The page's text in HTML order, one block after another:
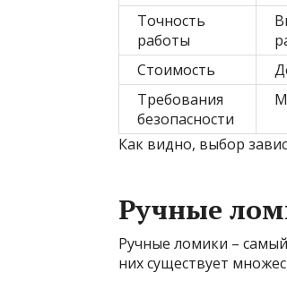
Точность
работы
Стоимость
Требования
безопасности
Как видно, выбор
Ручные
Ручные ломики –
них существует